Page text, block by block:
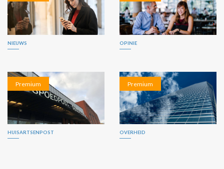
NIEUWS OPINIE
Premium
HUISARTSENPOST
Premium
OVERHEID